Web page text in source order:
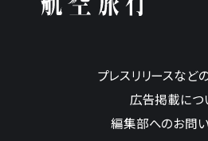
プレスリリースなど
広告掲載につ
編集部へのお問